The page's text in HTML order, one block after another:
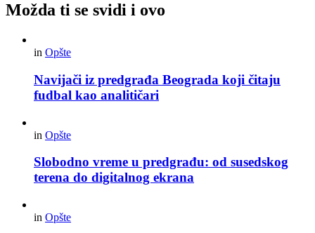
Možda ti se svidi i ovo
in Opšte
Navijači iz predgrađa Beograda koji čitaju
fudbal kao analitičari
in Opšte
Slobodno vreme u predgrađu: od susedskog
terena do digitalnog ekrana
in Opšte